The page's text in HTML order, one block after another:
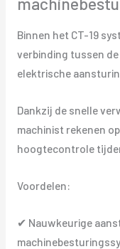
Binnen het CT-19
verbinding tussen
elektrische
Dankzij de snelle
machinist rekenen
hoogtecontrole
Voordelen:
✔ Nauwkeurige